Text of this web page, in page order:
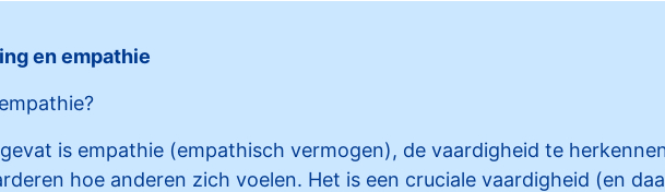
en empathie
is empathie (empathisch vermogen), de vaardigheid te
hoe anderen zich voelen. Het is een cruciale vaardigheid (en